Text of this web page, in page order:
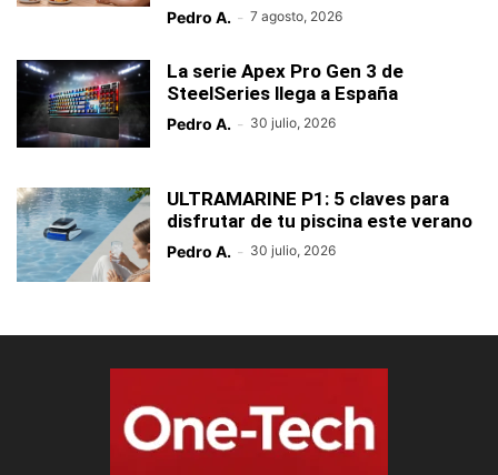
Pedro A. - 7 agosto, 2026
La serie Apex Pro Gen 3 de
SteelSeries llega a España
Pedro A. - 30 julio, 2026
ULTRAMARINE P1: 5 claves para
disfrutar de tu piscina este verano
Pedro A. - 30 julio, 2026